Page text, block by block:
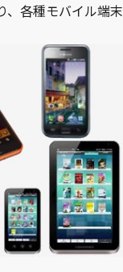
、各種モバイル端末